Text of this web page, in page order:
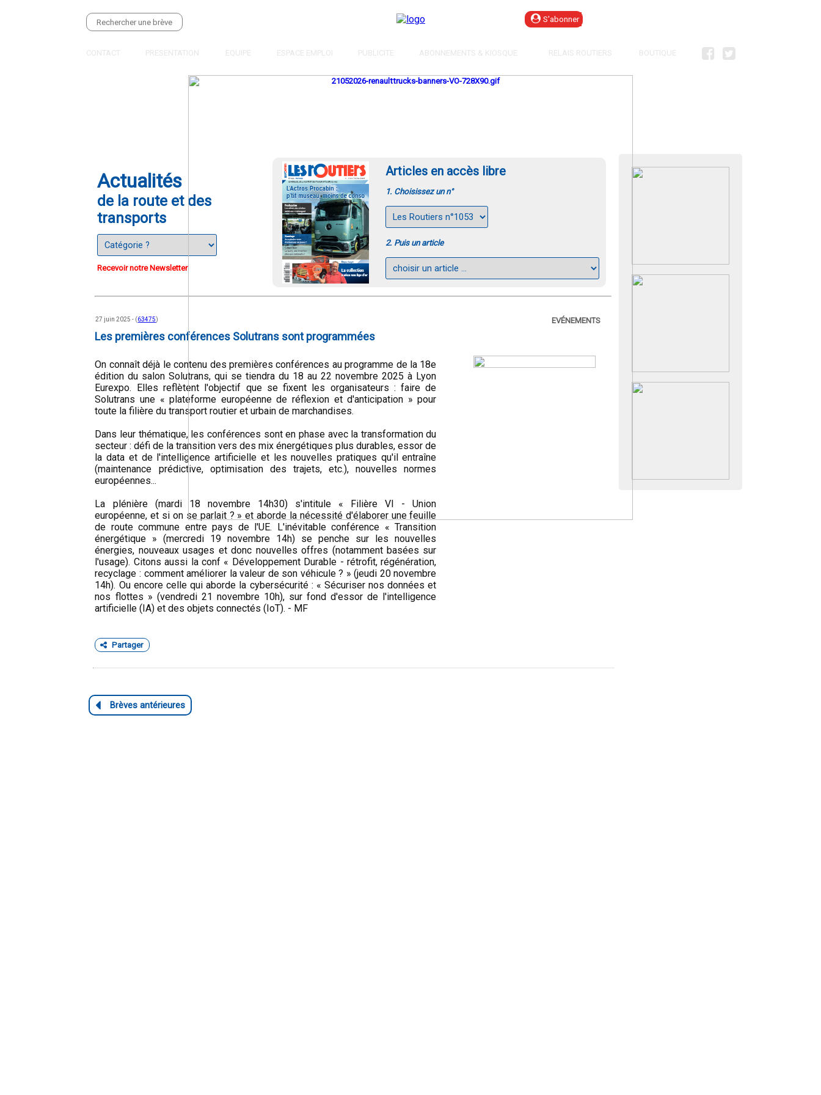
CONTACT PRESENTATION EQUIPE ESPACE EMPLOI PUBLICITE ABONNEMENTS & KIOSQUE RELAIS ROUTIERS BOUTIQUE
Actualités
de la route et des
transports
Recevoir notre Newsletter
Articles en accès libre
1. Choisissez un n°
2. Puis un article
27 juin 2025 - (63475) EVÉNEMENTS
Les premières conférences Solutrans sont programmées
On connaît déjà le contenu des premières conférences au programme de la 18e
édition du salon Solutrans, qui se tiendra du 18 au 22 novembre 2025 à Lyon
Eurexpo. Elles reflètent l'objectif que se fixent les organisateurs : faire de
Solutrans une « plateforme européenne de réflexion et d'anticipation » pour
toute la filière du transport routier et urbain de marchandises.
Dans leur thématique, les conférences sont en phase avec la transformation du
secteur : défi de la transition vers des mix énergétiques plus durables, essor de
la data et de l'intelligence artificielle et les nouvelles pratiques qu'il entraîne
(maintenance prédictive, optimisation des trajets, etc.), nouvelles normes
européennes...
La plénière (mardi 18 novembre 14h30) s'intitule « Filière VI - Union
européenne, et si on se parlait ? » et aborde la nécessité d'élaborer une feuille
de route commune entre pays de l'UE. L'inévitable conférence « Transition
énergétique » (mercredi 19 novembre 14h) se penche sur les nouvelles
énergies, nouveaux usages et donc nouvelles offres (notamment basées sur
l'usage). Citons aussi la conf « Développement Durable - rétrofit, régénération,
recyclage : comment améliorer la valeur de son véhicule ? » (jeudi 20 novembre
14h). Ou encore celle qui aborde la cybersécurité : « Sécuriser nos données et
nos flottes » (vendredi 21 novembre 10h), sur fond d'essor de l'intelligence
artificielle (IA) et des objets connectés (IoT). - MF
Partager